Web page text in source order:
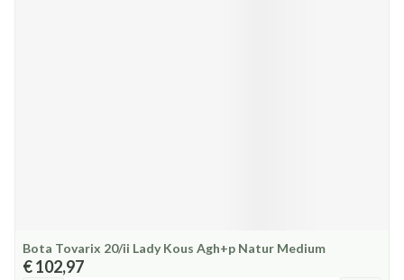
Bota Tovarix 20/ii Lady Kous Agh+p Natur Medium
€ 102,97